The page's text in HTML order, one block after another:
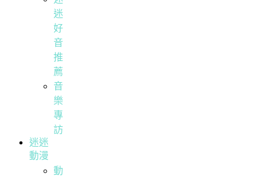
迷
好
音
推
薦
音
樂
專
訪
迷迷
動漫
動